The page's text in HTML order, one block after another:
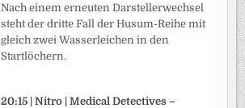
Nach einem erneuten Darstellerwechsel
steht der dritte Fall der Husum-Reihe mit
gleich zwei Wasserleichen in den
Startlöchern.
20:15 | Nitro | Medical Detectives –